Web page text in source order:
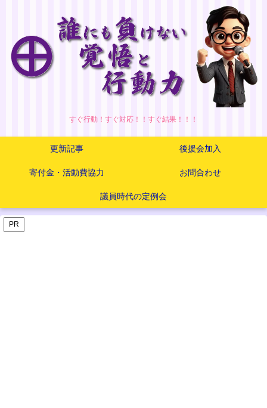
すぐ行動！すぐ対応！！すぐ結果！！！
更新記事 後援会加入
寄付金・活動費協力 お問合わせ
議員時代の定例会
PR